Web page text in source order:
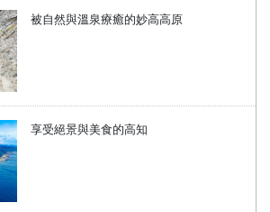
被自然與溫泉療癒的妙高高原
享受絕景與美食的高知